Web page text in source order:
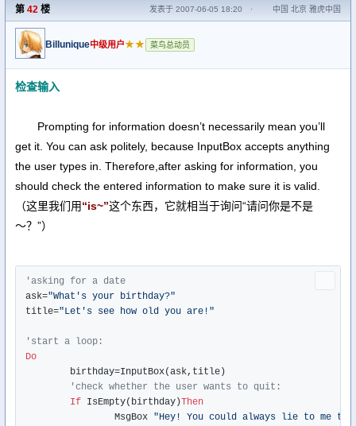
第 42 楼 发表于 2007-06-05 18:20 · 中国 北京 雅虎中国
Billunique中级用户★★ 菜鸟总动员
检查输入
Prompting for information doesn’t necessarily mean you’ll
get it. You can ask politely, because InputBox accepts anything
the user types in. Therefore,after asking for information, you
should check the entered information to make sure it is valid.
（这里我们用“is~”这个东西，它就相当于询问“请问你是不是
～？”）
'asking for a date
ask="What's your birthday?"
title="Let's see how old you are!"
'start a loop:
Do
'check whether the user wants to quit:
If IsEmpty(birthday)Then
		MsgBox
"Hey! You could always lie to me to